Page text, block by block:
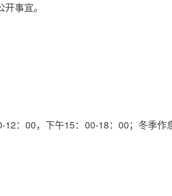
事宜。
：00，下午15：00-18：00；冬季作